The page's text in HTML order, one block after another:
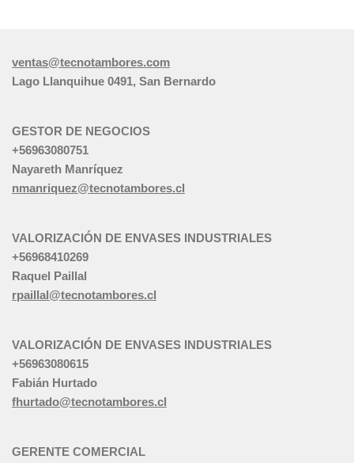
ventas@tecnotambores.com
Lago Llanquihue 0491, San Bernardo
GESTOR DE NEGOCIOS
+56963080751
Nayareth Manríquez
nmanriquez@tecnotambores.cl
VALORIZACIÓN DE ENVASES INDUSTRIALES
+56968410269
Raquel Paillal
rpaillal@tecnotambores.cl
VALORIZACIÓN DE ENVASES INDUSTRIALES
+56963080615
Fabián Hurtado
fhurtado@tecnotambores.cl
GERENTE COMERCIAL